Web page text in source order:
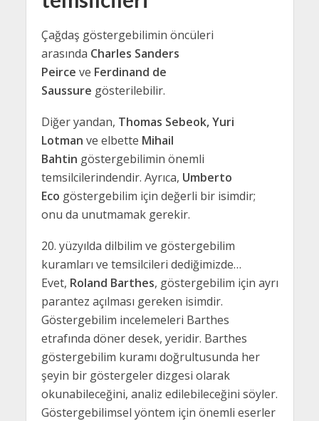
Çağdaş göstergebilimin öncüleri
arasında Charles Sanders
Peirce ve Ferdinand de
Saussure gösterilebilir.
Diğer yandan, Thomas Sebeok, Yuri
Lotman ve elbette Mihail
Bahtin göstergebilimin önemli
temsilcilerindendir. Ayrıca, Umberto
Eco göstergebilim için değerli bir isimdir;
onu da unutmamak gerekir.
20. yüzyılda dilbilim ve göstergebilim
kuramları ve temsilcileri dediğimizde…
Evet, Roland Barthes, göstergebilim için ayrı
parantez açılması gereken isimdir.
Göstergebilim incelemeleri Barthes
etrafında döner desek, yeridir. Barthes
göstergebilim kuramı doğrultusunda her
şeyin bir göstergeler dizgesi olarak
okunabileceğini, analiz edilebileceğini söyler.
Göstergebilimsel yöntem için önemli eserler